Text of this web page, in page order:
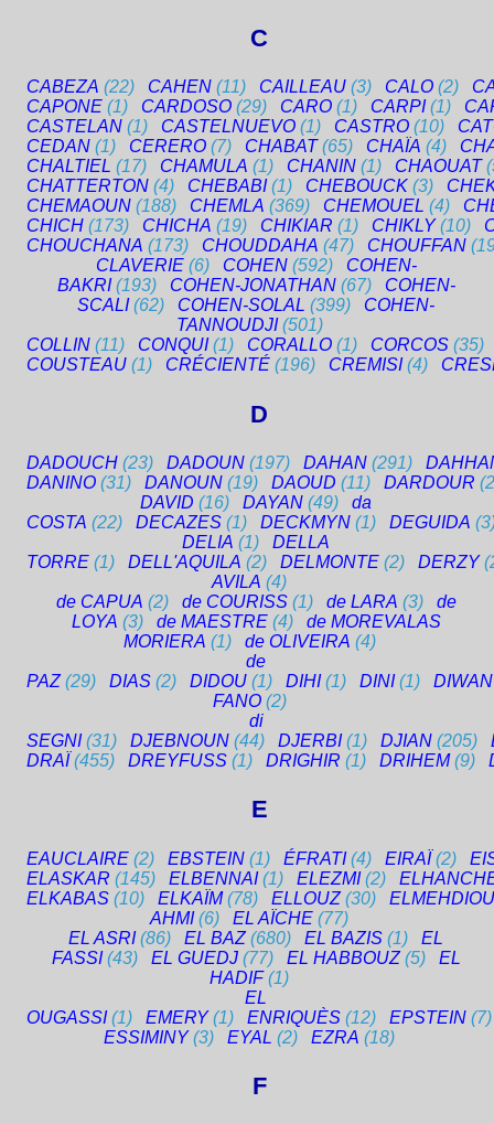
C
CABEZA (22) CAHEN (11) CAILLEAU (3) CALO (2)
CAPONE (1) CARDOSO (29) CARO (1) CARPI (1)
CASTELAN (1) CASTELNUEVO (1) CASTRO (10)
CEDAN (1) CERERO (7) CHABAT (65) CHAÏA (4)
CHALTIEL (17) CHAMULA (1) CHANIN (1) CHAOUAT
CHATTERTON (4) CHEBABI (1) CHEBOUCK (3)
CHEMAOUN (188) CHEMLA (369) CHEMOUEL (4)
CHICH (173) CHICHA (19) CHIKIAR (1) CHIKLY (10)
CHOUCHANA (173) CHOUDDAHA (47) CHOUFFAN
CLAVERIE (6) COHEN (592)
COHEN-
BAKRI (193) COHEN-JONATHAN (67)
COHEN-
SCALI (62) COHEN-SOLAL (399)
COHEN-
TANNOUDJI (501)
COLLIN (11) CONQUI (1) CORALLO (1) CORCOS (35)
COUSTEAU (1) CRÉCIENTÉ (196) CREMISI (4)
D
DADOUCH (23) DADOUN (197) DAHAN (291)
DANINO (31) DANOUN (19) DAOUD (11) DARDOUR
DAVID (16) DAYAN (49)
da
COSTA (22) DECAZES (1) DECKMYN (1) DEGUIDA
DELIA (1)
DELLA
TORRE (1) DELL'AQUILA (2) DELMONTE (2) DERZY
AVILA (4)
de CAPUA (2) de COURISS (1) de LARA (3)
de
LOYA (3) de MAESTRE (4)
de MOREVALAS
MORIERA (1) de OLIVEIRA (4)
de
PAZ (29) DIAS (2) DIDOU (1) DIHI (1) DINI (1)
DIWAN
FANO (2)
di
SEGNI (31) DJEBNOUN (44) DJERBI (1) DJIAN (205)
DRAÏ (455) DREYFUSS (1) DRIGHIR (1) DRIHEM (9)
E
EAUCLAIRE (2) EBSTEIN (1) ÉFRATI (4) EIRAÏ (2)
ELASKAR (145) ELBENNAI (1) ELEZMI (2)
ELKABAS (10) ELKAÏM (78) ELLOUZ (30)
AHMI (6) EL AÏCHE (77)
EL ASRI (86) EL BAZ (680) EL BAZIS (1)
EL
FASSI (43) EL GUEDJ (77) EL HABBOUZ (5)
EL
HADIF (1)
EL
OUGASSI (1) EMERY (1) ENRIQUÈS (12) EPSTEIN (7)
ESSIMINY (3) EYAL (2) EZRA (18)
F